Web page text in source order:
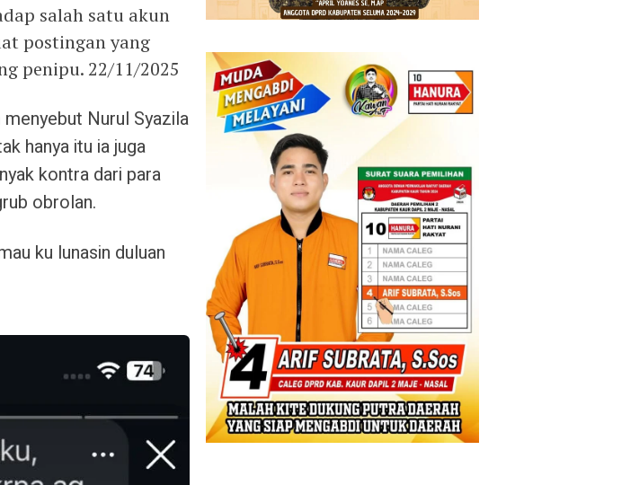
salah satu akun
postingan yang
penipu. 22/11/2025
Nurul Syazila
hanya itu ia juga
kontra dari para
obrolan.
ku lunasin duluan